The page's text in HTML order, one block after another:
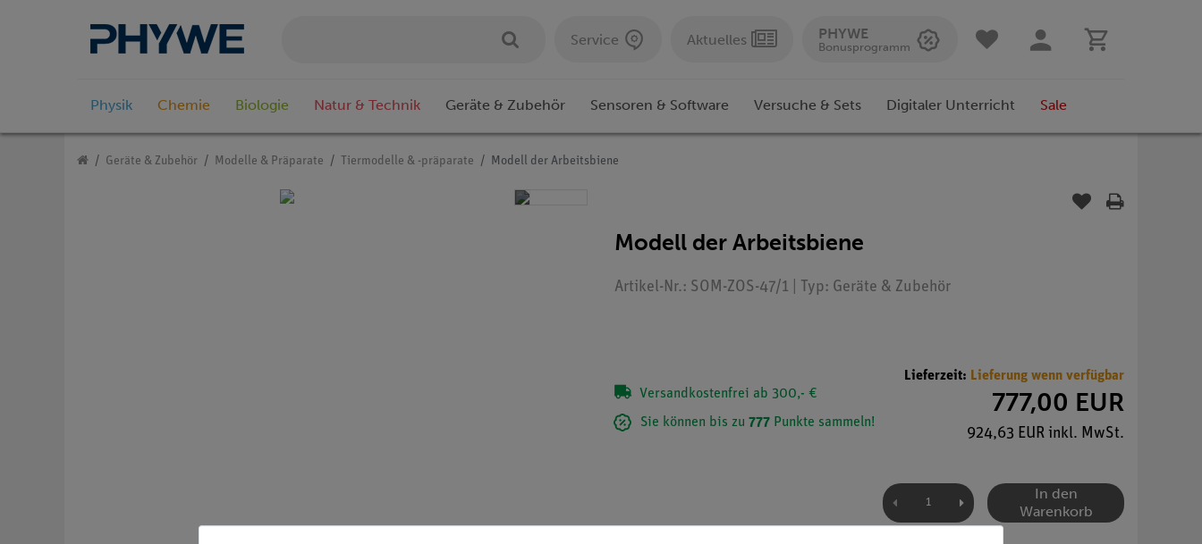
Service Aktuelles PHYWE
Bonusprogramm
Physik Chemie Biologie Natur & Technik Geräte & Zubehör Sensoren & Software Versuche & Sets Digitaler Unterricht Sale
Geräte & Zubehör Modelle & Präparate Tiermodelle & -präparate Modell der Arbeitsbiene
Modell der Arbeitsbiene
Artikel-Nr.: SOM-ZOS-47/1 | Typ: Geräte & Zubehör
Versandkostenfrei ab 300,- €
Sie können bis zu 777 Punkte sammeln!
Lieferzeit: Lieferung wenn verfügbar
777,00 EUR
924,63 EUR inkl. MwSt.
In den
Warenkorb